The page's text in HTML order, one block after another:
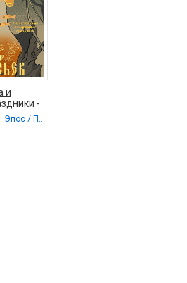
и
-
Мифы. Легенды. Эпос / Публицистика